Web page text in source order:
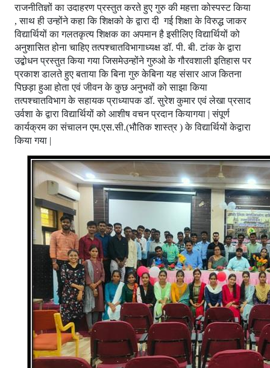
राजनीतिज्ञों का उदाहरण प्रस्तुत करते हुए गुरु की महत्ता कोस्पस्ट किया
, साथ ही उन्होंने कहा कि शिक्षको के द्वारा दी गई शिक्षा के विरुद्ध जाकर
विद्यार्थियों का गलतकृत्य शिक्षक का अपमान है इसीलिए विद्यार्थियों को
अनुशासित होना चाहिए तत्पश्चातविभागाध्यक्ष डॉ. पी. बी. टांक के द्वारा
उद्बोधन प्रस्तुत किया गया जिसमेउन्होंने गुरुओ के गौरवशाली इतिहास पर
प्रकाश डालते हुए बताया कि बिना गुरु केबिना यह संसार आज कितना
पिछड़ा हुआ होता एवं जीवन के कुछ अनुभवों को साझा किया
तत्पश्चातविभाग के सहायक प्राध्यापक डॉ. सुरेश कुमार एवं लेखा प्रसाद
उर्वशा के द्वारा विद्यार्थियों को आशीष वचन प्रदान कियागया | संपूर्ण
कार्यक्रम का संचालन एम.एस.सी.(भौतिक शास्त्र ) के विद्यार्थियों केद्वारा
किया गया |